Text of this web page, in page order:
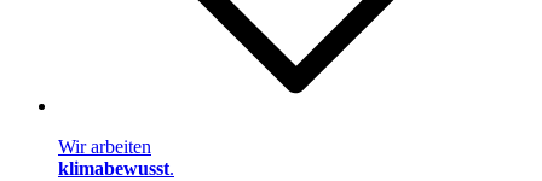
Wir arbeiten
klimabewusst.